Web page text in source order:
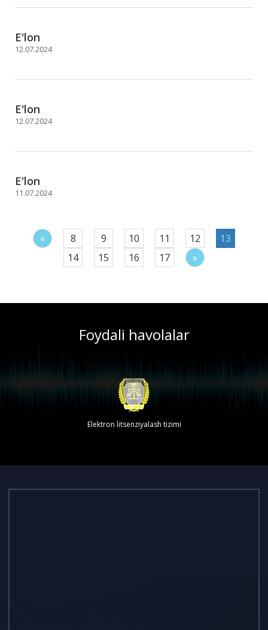
E'lon
12.07.2024
E'lon
12.07.2024
E'lon
11.07.2024
« 8 9 10 11 12
13
14
15 16 17 »
Foydali havolalar
Elektron litsenziyalash tizimi